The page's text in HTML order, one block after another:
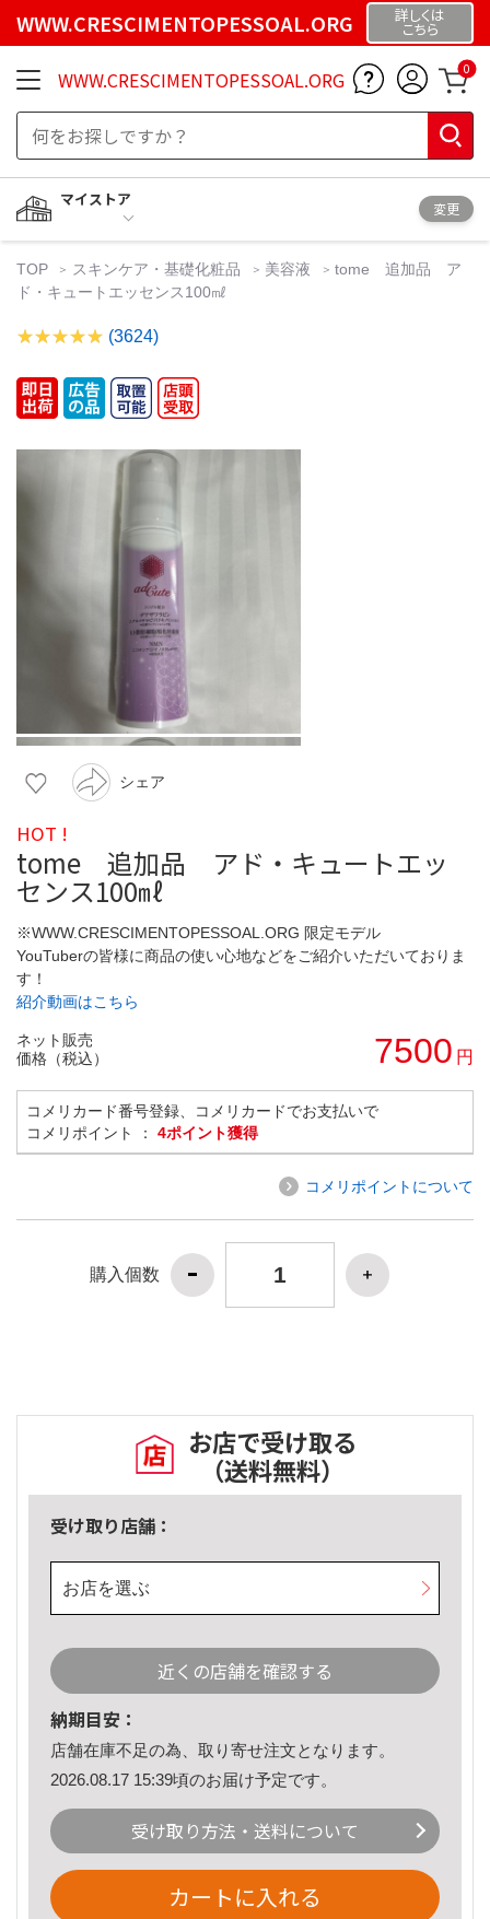
WWW.CRESCIMENTOPESSOAL.ORG 詳しくは
こちら
WWW.CRESCIMENTOPESSOAL.ORG 0
マイストア
変更
TOP スキンケア・基礎化粧品 美容液
tome 追加品 ア
ド・キュートエッセンス100㎖
(3624)
シェア
HOT !
tome 追加品 アド・キュートエッ
センス100㎖
※WWW.CRESCIMENTOPESSOAL.ORG 限定モデル
YouTuberの皆様に商品の使い心地などをご紹介いただいておりま
す！
紹介動画はこちら
ネット販売
価格（税込）
7500 円
コメリカード番号登録、コメリカードでお支払いで
コメリポイント ： 4ポイント獲得
コメリポイントについて
購入個数
お店で受け取る
（送料無料）
受け取り店舗：
お店を選ぶ
近くの店舗を確認する
納期目安：
店舗在庫不足の為、取り寄せ注文となります。
2026.08.17 15:39頃のお届け予定です。
受け取り方法・送料について
カートに入れる